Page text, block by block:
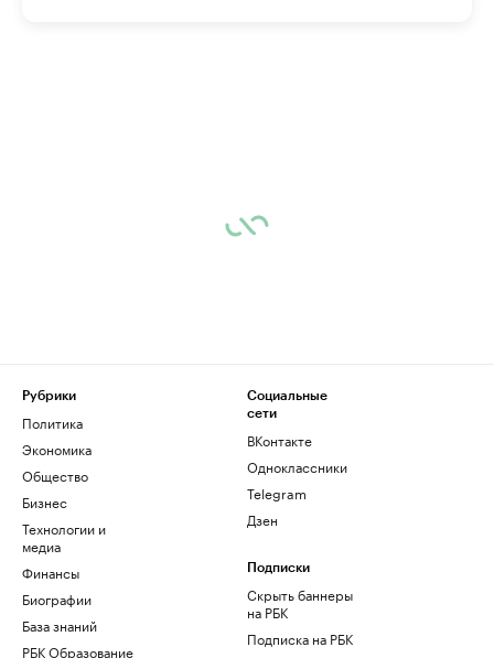
Рубрики
Политика
Экономика
Общество
Бизнес
Технологии и
медиа
Финансы
Биографии
База знаний
РБК Образование
Социальные
сети
ВКонтакте
Одноклассники
Telegram
Дзен
Подписки
Скрыть баннеры
на РБК
Подписка на РБК